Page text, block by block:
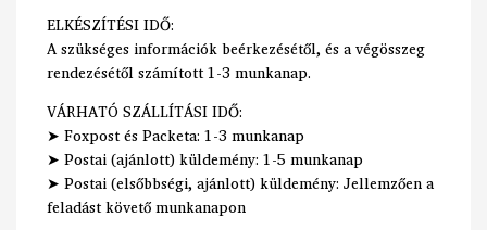
ELKÉSZÍTÉSI IDŐ:
A szükséges információk beérkezésétől, és a végösszeg
rendezésétől számított 1-3 munkanap.
VÁRHATÓ SZÁLLÍTÁSI IDŐ:
➤ Foxpost és Packeta: 1-3 munkanap
➤ Postai (ajánlott) küldemény: 1-5 munkanap
➤ Postai (elsőbbségi, ajánlott) küldemény: Jellemzően a
feladást követő munkanapon